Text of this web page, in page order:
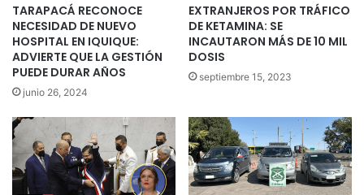
TARAPACÁ RECONOCE
NECESIDAD DE NUEVO
HOSPITAL EN IQUIQUE:
ADVIERTE QUE LA GESTIÓN
PUEDE DURAR AÑOS
junio 26, 2024
EXTRANJEROS POR TRÁFICO
DE KETAMINA: SE
INCAUTARON MÁS DE 10 MIL
DOSIS
septiembre 15, 2023